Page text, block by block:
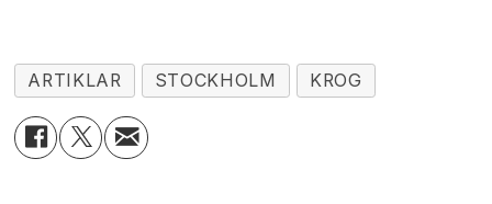
ARTIKLAR STOCKHOLM KROG